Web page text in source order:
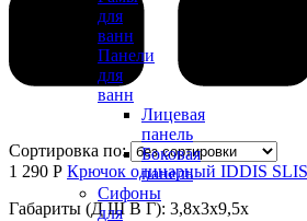
для
ванн
Панели
для
ванн
Лицевая
панель
Боковая
панель
Сифоны
для
Сортировка по:
1 290 Р Крючок одинарный IDDIS
Габариты (Д Ш В Г): 3,8x3x9,5x